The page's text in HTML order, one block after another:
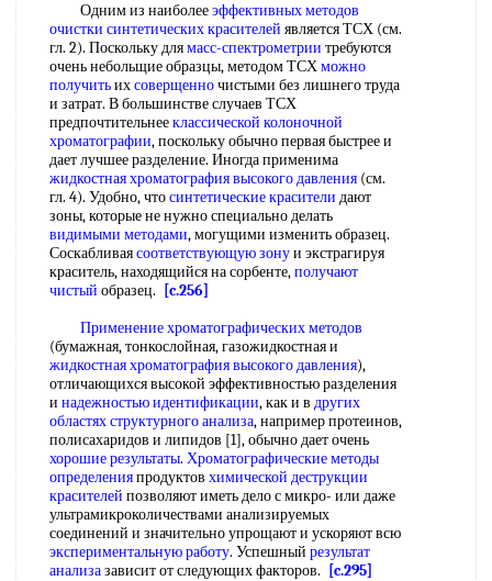
Одним из наиболееэффективных методов
очистки синтетических красителей является ТСХ (см.
гл. 2). Поскольку длямасс-спектрометрии требуются
очень небольщие образцы, методом ТСХможно
получитьихсоверщенночистыми без лишнего труда
и затрат. В большинстве случаев ТСХ
предпочтительнееклассической колоночной
хроматографии, поскольку обычно первая быстрее и
дает лучшее разделение. Иногда применима
жидкостная хроматография высокого давления (см.
гл. 4). Удобно, чтосинтетические красители дают
зоны, которые не нужно специально делать
видимыми методами, могущими изменить образец.
Соскабливаясоответствующую зонуи экстрагируя
краситель, находящийся на сорбенте,получают
чистый образец.
[c.256]
Применение хроматографических методов
(бумажная, тонкослойная, газожидкостная и
жидкостная хроматография высокого давления),
отличающихся высокой эффективностью разделения
и надежностью идентификации, как и в других
областяхструктурного анализа, например протеинов,
полисахаридов и липидов [1], обычно дает очень
хорошие результаты. Хроматографические методы
определенияпродуктов химической деструкции
красителей позволяют иметь дело с микро- или даже
ультрамикроколичествами анализируемых
соединений и значительно упрощают и ускоряют всю
экспериментальную работу. Успешный результат
анализазависит от следующих факторов. [c.295]